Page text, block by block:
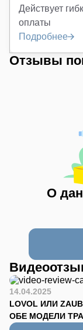
Действует
оплаты
Подробнее
Отзывы
О
14.04.2025
LOVOL ИЛИ
ОБЕ МОДЕЛИ